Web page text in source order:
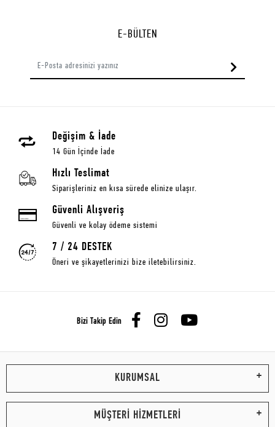
E-BÜLTEN
Değişim & İade
14 Gün İçinde İade
Hızlı Teslimat
Siparişleriniz en kısa sürede elinize ulaşır.
Güvenli Alışveriş
Güvenli ve kolay ödeme sistemi
7 / 24 DESTEK
Öneri ve şikayetlerinizi bize iletebilirsiniz.
Bizi Takip Edin
KURUMSAL
MÜŞTERİ HİZMETLERİ